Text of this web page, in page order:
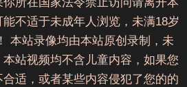
所在国家法令禁止访问请离开本
不适于未成年人浏览，未满18岁
本站录像均由本站原创录制，未
站视频均不含儿童内容，如果您
适，或者某些内容侵犯了您的的